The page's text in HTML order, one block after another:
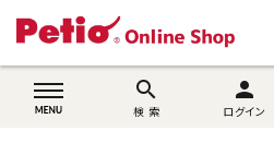
wovn-lang-
search
検 索
person
ログイン